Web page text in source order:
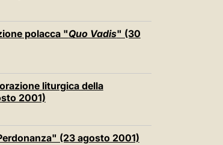
中文
polacca "Quo Vadis" (30
liturgica della
2001)
(23 agosto 2001)